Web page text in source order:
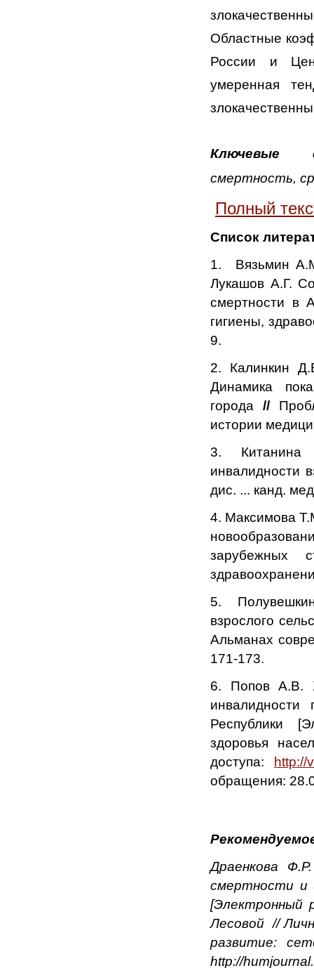
Областные
России и
умеренная
Ключевые
смертность,
Полный
Список
1. Вязьмин
Лукашов А.Г.
смертности в
гигиены,
9.
2. Калинкин
Динамика
города //
истории
3. Китанина
инвалидности
дис. ... канд.
4. Максимова
зарубежных
5.
взрослого
Альманах
171-173.
6. Попов А.В.
инвалидности
Республики
здоровья
доступа: http://
обращения:
Драенкова
смертности и
[Электронный
Лесовой //
развитие:
http://